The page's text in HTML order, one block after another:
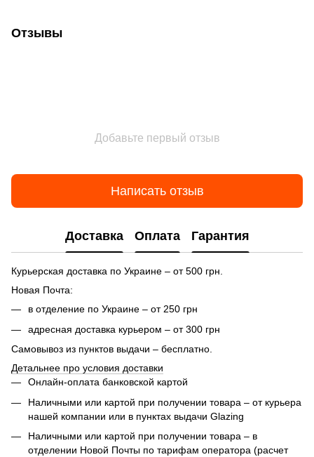
Отзывы
Добавьте первый отзыв
Написать отзыв
Доставка Оплата Гарантия
Курьерская доставка по Украине – от 500 грн.
Новая Почта:
в отделение по Украине – от 250 грн
адресная доставка курьером – от 300 грн
Самовывоз из пунктов выдачи – бесплатно.
Детальнее про условия доставки
Онлайн-оплата банковской картой
Наличными или картой при получении товара – от курьера
нашей компании или в пунктах выдачи Glazing
Наличными или картой при получении товара – в
отделении Новой Почты по тарифам оператора (расчет